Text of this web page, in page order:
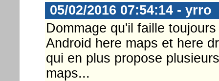
05/02/2016 07:54:14 - yrro
Dommage qu'il faille
Android here maps et here
qui en plus propose
maps...